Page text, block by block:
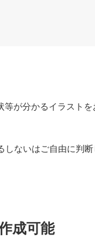
が分かるイラスト
ないはご自由に判断
成可能